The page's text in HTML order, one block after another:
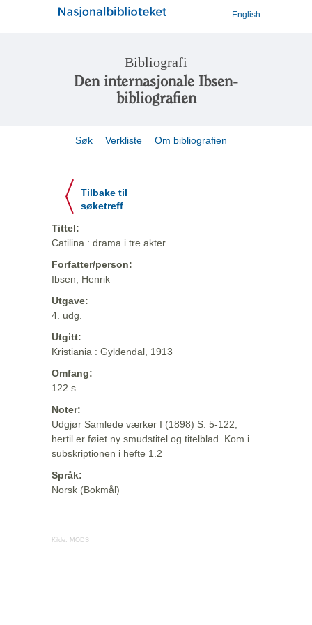
English
Bibliografi
Den internasjonale Ibsen-
bibliografien
Søk Verkliste Om bibliografien
Tilbake til
søketreff
Tittel:
Catilina : drama i tre akter
Forfatter/person:
Ibsen, Henrik
Utgave:
4. udg.
Utgitt:
Kristiania : Gyldendal, 1913
Omfang:
122 s.
Noter:
Udgjør Samlede værker I (1898) S. 5-122,
hertil er føiet ny smudstitel og titelblad. Kom i
subskriptionen i hefte 1.2
Språk:
Norsk (Bokmål)
Kilde: MODS